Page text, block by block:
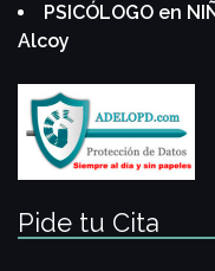
PSICÓLOGO en
Alcoy
Pide tu Cita